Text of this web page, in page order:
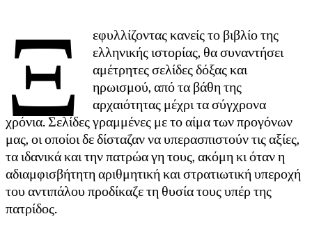
Ξ
εφυλλίζοντας κανείς το βιβλίο της
ελληνικής ιστορίας, θα συναντήσει
αμέτρητες σελίδες δόξας και
ηρωισμού, από τα βάθη της
αρχαιότητας μέχρι τα σύγχρονα
χρόνια. Σελίδες γραμμένες με το αίμα των προγόνων
μας, οι οποίοι δε δίσταζαν να υπερασπιστούν τις αξίες,
τα ιδανικά και την πατρώα γη τους, ακόμη κι όταν η
αδιαμφισβήτητη αριθμητική και στρατιωτική υπεροχή
του αντιπάλου προδίκαζε τη θυσία τους υπέρ της
πατρίδος.